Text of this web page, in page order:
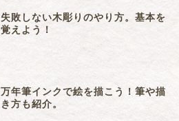
失敗しない木彫りのやり方。基本を
覚えよう！
万年筆インクで絵を描こう！筆や描
き方も紹介。